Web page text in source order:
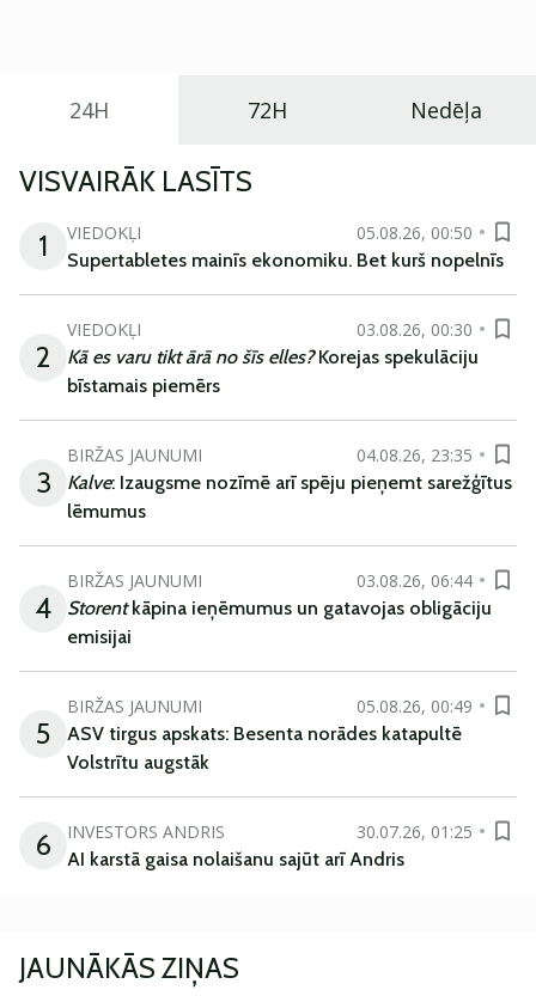
24H 72H Nedēļa
VISVAIRĀK LASĪTS
1
VIEDOKĻI
05.08.26, 00:50
Supertabletes mainīs ekonomiku. Bet kurš nopelnīs
2
VIEDOKĻI
03.08.26, 00:30
Kā es varu tikt ārā no šīs elles?Korejas spekulāciju
bīstamais piemērs
3
BIRŽAS JAUNUMI
04.08.26, 23:35
Kalve: Izaugsme nozīmē arī spēju pieņemt sarežģītus
lēmumus
4
BIRŽAS JAUNUMI
03.08.26, 06:44
Storentkāpina ieņēmumus un gatavojas obligāciju
emisijai
5
BIRŽAS JAUNUMI
05.08.26, 00:49
ASV tirgus apskats: Besenta norādes katapultē
Volstrītu augstāk
6 INVESTORS ANDRIS
30.07.26, 01:25
AI karstā gaisa nolaišanu sajūt arī Andris
JAUNĀKĀS ZIŅAS